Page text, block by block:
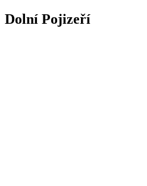
Dolní Pojizeří